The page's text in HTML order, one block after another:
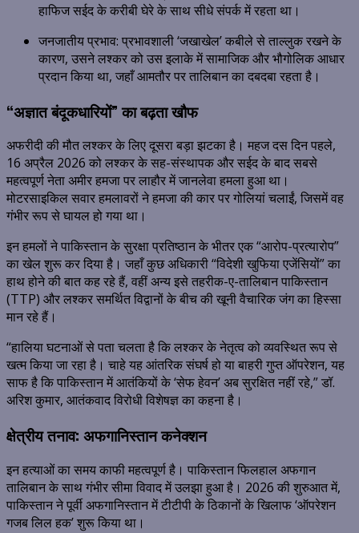
हाफिज सईद के करीबी घेरे के साथ सीधे संपर्क में रहता था।
जनजातीय प्रभाव: प्रभावशाली ‘जखाखेल’ कबीले से ताल्लुक रखने के
कारण, उसने लश्कर को उस इलाके में सामाजिक और भौगोलिक आधार
प्रदान किया था, जहाँ आमतौर पर तालिबान का दबदबा रहता है।
“अज्ञात बंदूकधारियों” का बढ़ता खौफ
अफरीदी की मौत लश्कर के लिए दूसरा बड़ा झटका है। महज दस दिन पहले,
16 अप्रैल 2026 को लश्कर के सह-संस्थापक और सईद के बाद सबसे
महत्वपूर्ण नेताअमीर हमजापर लाहौर में जानलेवा हमला हुआ था।
मोटरसाइकिल सवार हमलावरों ने हमजा की कार पर गोलियां चलाईं, जिसमें वह
गंभीर रूप से घायल हो गया था।
इन हमलों ने पाकिस्तान के सुरक्षा प्रतिष्ठान के भीतर एक “आरोप-प्रत्यारोप”
का खेल शुरू कर दिया है। जहाँ कुछ अधिकारी “विदेशी खुफिया एजेंसियों” का
हाथ होने की बात कह रहे हैं, वहीं अन्य इसेतहरीक-ए-तालिबान पाकिस्तान
(TTP) और लश्कर समर्थित विद्वानों के बीच की खूनी वैचारिक जंग का हिस्सा
मान रहे हैं।
“हालिया घटनाओं से पता चलता है कि लश्कर के नेतृत्व को व्यवस्थित रूप से
खत्म किया जा रहा है। चाहे यह आंतरिक संघर्ष हो या बाहरी गुप्त ऑपरेशन, यह
साफ है कि पाकिस्तान में आतंकियों के ‘सेफ हेवन’ अब सुरक्षित नहीं रहे,” डॉ.
अरिश कुमार, आतंकवाद विरोधी विशेषज्ञ का कहना है।
क्षेत्रीय तनाव: अफगानिस्तान कनेक्शन
इन हत्याओं का समय काफी महत्वपूर्ण है। पाकिस्तान फिलहाल अफगान
तालिबान के साथ गंभीर सीमा विवाद में उलझा हुआ है। 2026 की शुरुआत में,
पाकिस्तान ने पूर्वी अफगानिस्तान में टीटीपी के ठिकानों के खिलाफ‘ऑपरेशन
गजब लिल हक’शुरू किया था।